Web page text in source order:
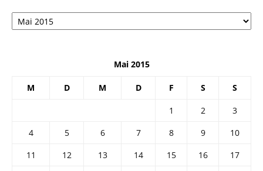
Архив
Mai 2015
M D M D F S S
1 2
3
4
5 6 7 8 9
10
11
12 13 14 15 16
17